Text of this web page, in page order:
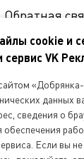
Обратная
другое
на сайте
cookie и
VK
данных
сведения о
Если вы